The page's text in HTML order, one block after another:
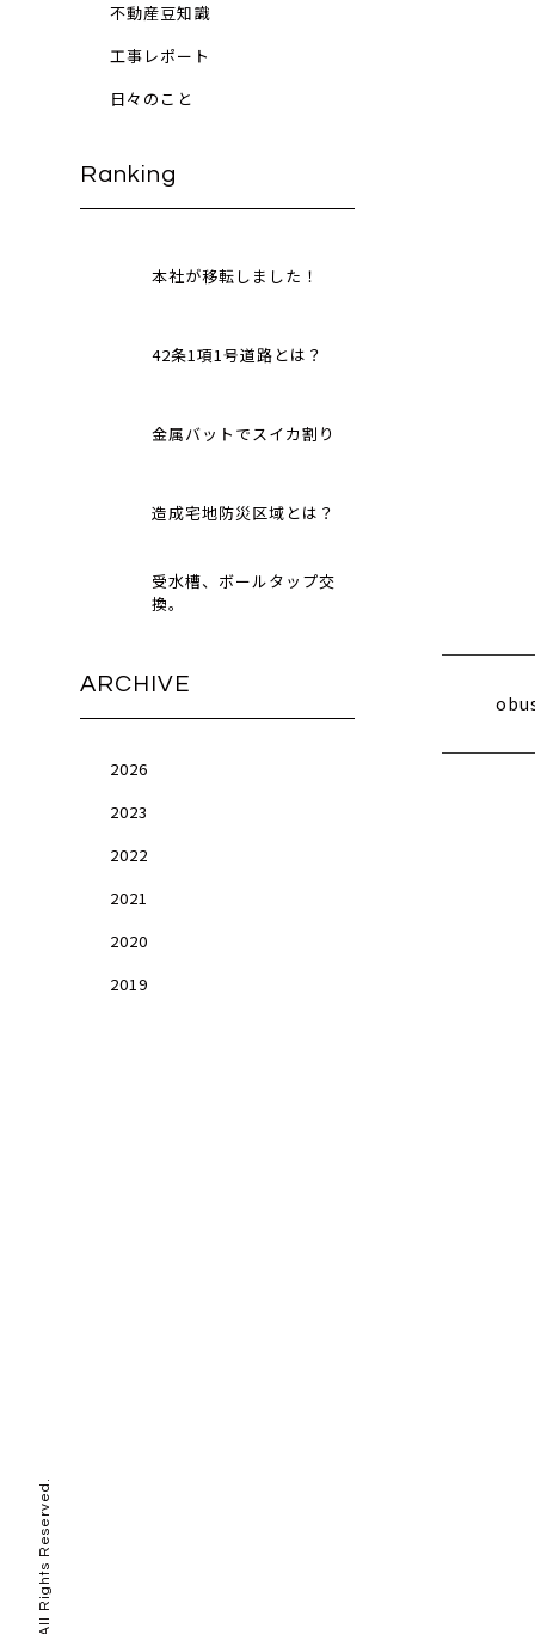
不動産豆知識
工事レポート
日々のこと
Ranking
本社が移転しました！
42条1項1号道路とは？
金属バットでスイカ割り
造成宅地防災区域とは？
受水槽、ボールタップ交
換。
ARCHIVE
2026
2023
2022
2021
2020
2019